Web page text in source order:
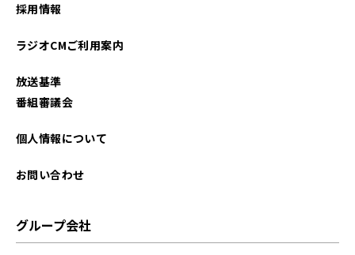
2025年08月
2025年05月
採用情報
ラジオCMご利用案内
放送基準
番組審議会
個人情報について
お問い合わせ
グループ会社